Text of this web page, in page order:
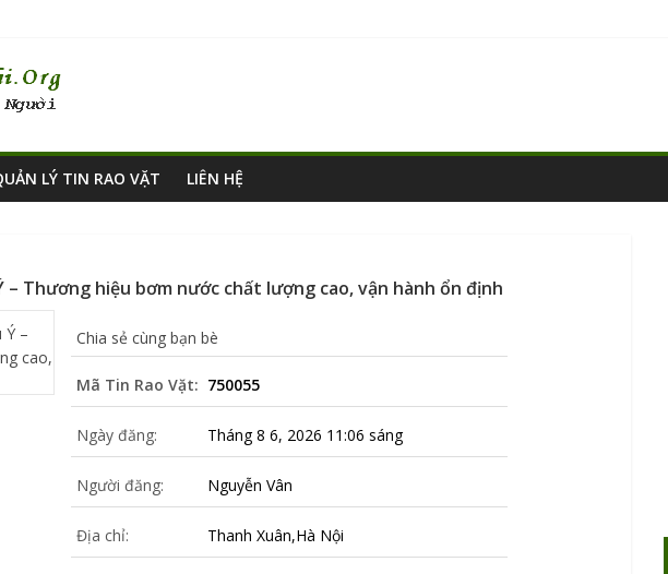
LÝ TIN RAO VẶT LIÊN HỆ
– Thương hiệu bơm nước chất lượng cao, vận hành ổn định
Chia sẻ cùng bạn bè
Mã Tin Rao Vặt: 750055
Ngày đăng: Tháng 8 6, 2026 11:06 sáng
Người đăng: Nguyễn Vân
Địa chỉ: Thanh Xuân,Hà Nội